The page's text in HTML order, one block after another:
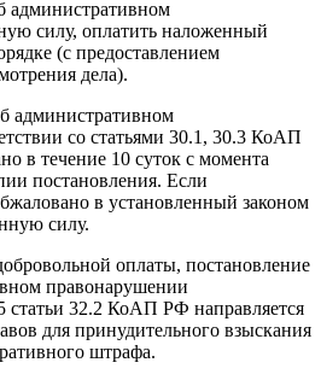
административном
силу, оплатить наложенный
(с предоставлением
дела).
административном
со статьями 30.1, 30.3 КоАП
в течение 10 суток с момента
постановления. Если
в установленный законом
силу.
оплаты, постановление
правонарушении
статьи 32.2 КоАП РФ направляется
для принудительного взыскания
штрафа.